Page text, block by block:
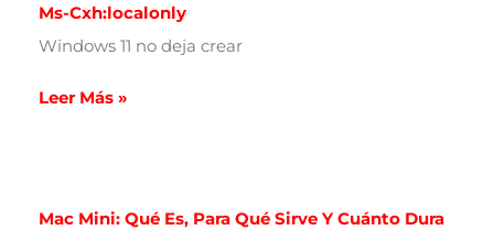
Ms-Cxh:localonly
Windows 11 no deja crear
Leer Más »
Mac Mini: Qué Es, Para Qué Sirve Y Cuánto Dura